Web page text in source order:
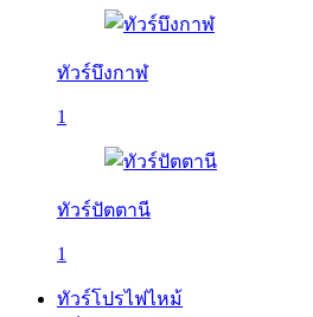
ทัวร์บึงกาฬ
1
ทัวร์ปัตตานี
1
ทัวร์โปรไฟไหม้